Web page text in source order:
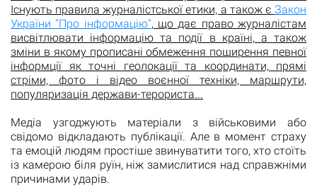
Існують правила журналістської етики, а також є Закон
України "Про інформацію", що дає право журналістам
висвітлювати інформацію та події в країні, а також
зміни в якому прописані обмеження поширення певної
інформції як точні геолокації та координати, прямі
стріми, фото і відео воєнної техніки, маршрути,
популяризація держави-терориста...
Медіа узгоджують матеріали з військовими або
свідомо відкладають публікації. Але в момент страху
та емоцій людям простіше звинуватити того, хто стоїть
із камерою біля руїн, ніж замислитися над справжніми
причинами ударів.